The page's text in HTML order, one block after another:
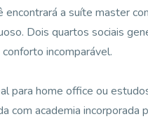
a suíte master
Dois quartos sociais
incomparável.
para home office ou
com academia